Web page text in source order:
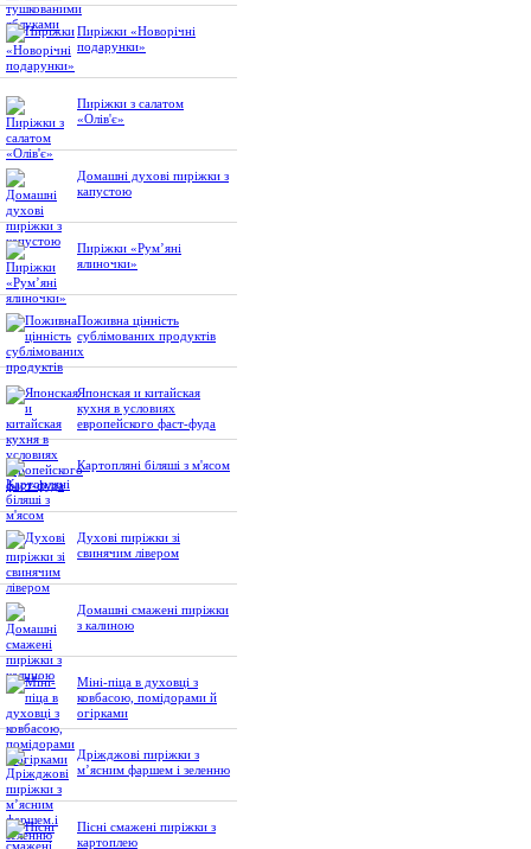
Пиріжки «Новорічні
подарунки»
Пиріжки з салатом
«Олів'є»
Домашні духові пиріжки з
капустою
Пиріжки «Рум’яні
ялиночки»
Поживна цінність
сублімованих продуктів
Японская и китайская
кухня в условиях
европейского фаст-фуда
Картопляні біляші з м'ясом
Духові пиріжки зі
свинячим лівером
Домашні смажені пиріжки
з калиною
Міні-піца в духовці з
ковбасою, помідорами й
огірками
Дріжджові пиріжки з
м’ясним фаршем і зеленню
Пісні смажені пиріжки з
картоплею